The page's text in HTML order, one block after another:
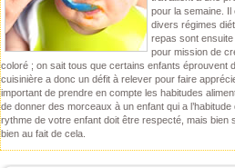
pour la semaine.
divers régimes
repas sont
pour mission de
coloré ; on sait tous que certains enfants éprouvent
cuisinière a donc un défit à relever pour faire
important de prendre en compte les habitudes
de donner des morceaux à un enfant qui a
rythme de votre enfant doit être respecté, mais
bien au fait de cela.